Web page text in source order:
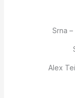
Srna
Alex